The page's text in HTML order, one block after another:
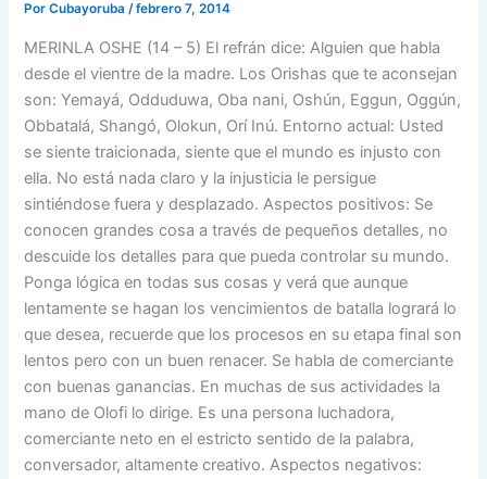
PorCubayoruba/febrero 7, 2014
MERINLA OSHE (14 – 5) El refrán dice: Alguien que habla
desde el vientre de la madre. Los Orishas que te aconsejan
son: Yemayá, Odduduwa, Oba nani, Oshún, Eggun, Oggún,
Obbatalá, Shangó, Olokun, Orí Inú. Entorno actual: Usted
se siente traicionada, siente que el mundo es injusto con
ella. No está nada claro y la injusticia le persigue
sintiéndose fuera y desplazado. Aspectos positivos: Se
conocen grandes cosa a través de pequeños detalles, no
descuide los detalles para que pueda controlar su mundo.
Ponga lógica en todas sus cosas y verá que aunque
lentamente se hagan los vencimientos de batalla logrará lo
que desea, recuerde que los procesos en su etapa final son
lentos pero con un buen renacer. Se habla de comerciante
con buenas ganancias. En muchas de sus actividades la
mano de Olofi lo dirige. Es una persona luchadora,
comerciante neto en el estricto sentido de la palabra,
conversador, altamente creativo. Aspectos negativos: